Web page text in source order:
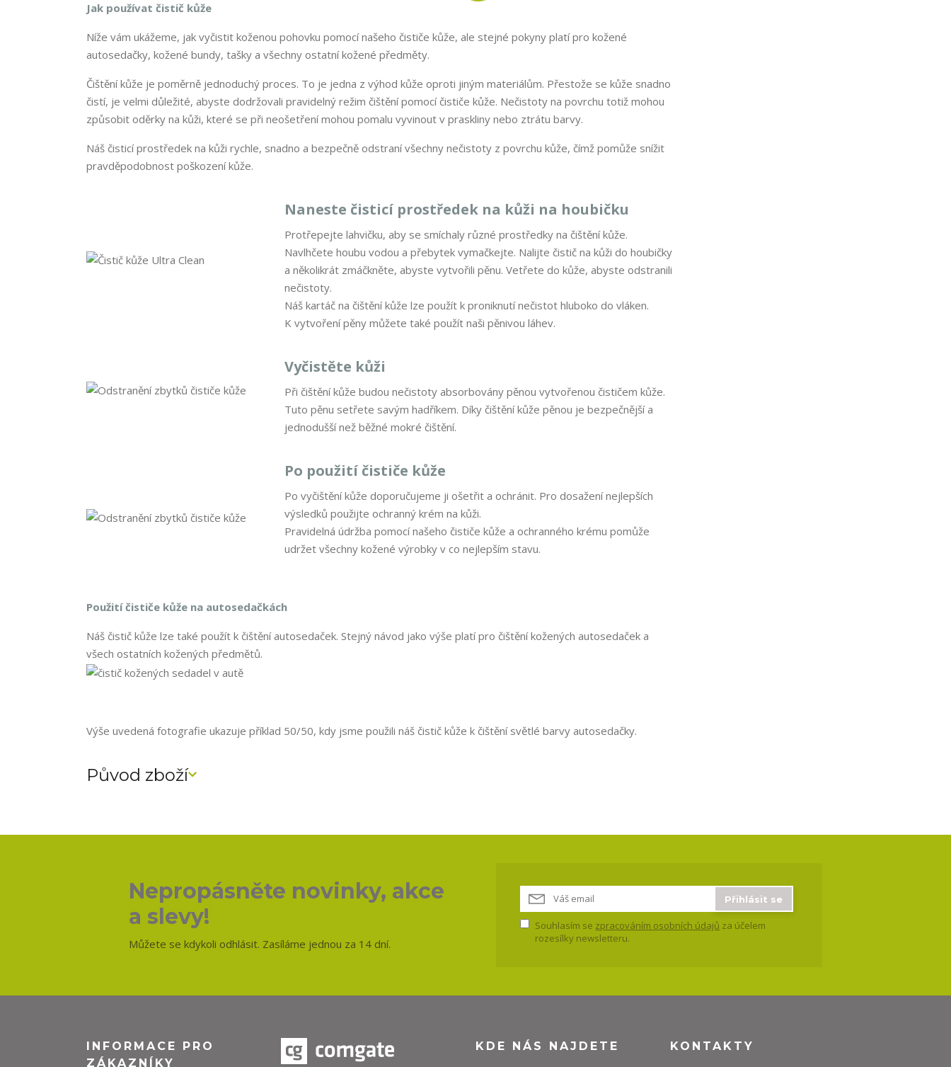
Jak používat čistič kůže
Níže vám ukážeme, jak vyčistit koženou pohovku pomocí našeho čističe kůže, ale stejné pokyny platí pro kožené
autosedačky, kožené bundy, tašky a všechny ostatní kožené předměty.
Čištění kůže je poměrně jednoduchý proces. To je jedna z výhod kůže oproti jiným materiálům. Přestože se kůže snadno
čistí, je velmi důležité, abyste dodržovali pravidelný režim čištění pomocí čističe kůže. Nečistoty na povrchu totiž mohou
způsobit oděrky na kůži, které se při neošetření mohou pomalu vyvinout v praskliny nebo ztrátu barvy.
Náš čisticí prostředek na kůži rychle, snadno a bezpečně odstraní všechny nečistoty z povrchu kůže, čímž pomůže snížit
pravděpodobnost poškození kůže.
Naneste čisticí prostředek na kůži na houbičku
Protřepejte lahvičku, aby se smíchaly různé prostředky na čištění kůže.
Navlhčete houbu vodou a přebytek vymačkejte. Nalijte čistič na kůži do houbičky
a několikrát zmáčkněte, abyste vytvořili pěnu. Vetřete do kůže, abyste odstranili
nečistoty.
Náš kartáč na čištění kůže lze použít k proniknutí nečistot hluboko do vláken.
K vytvoření pěny můžete také použít naši pěnivou láhev.
Vyčistěte kůži
Při čištění kůže budou nečistoty absorbovány pěnou vytvořenou čističem kůže.
Tuto pěnu setřete savým hadříkem. Díky čištění kůže pěnou je bezpečnější a
jednodušší než běžné mokré čištění.
Po použití čističe kůže
Po vyčištění kůže doporučujeme ji ošetřit a ochránit. Pro dosažení nejlepších
výsledků použijte ochranný krém na kůži.
Pravidelná údržba pomocí našeho čističe kůže a ochranného krému pomůže
udržet všechny kožené výrobky v co nejlepším stavu.
Použití čističe kůže na autosedačkách
Náš čistič kůže lze také použít k čištění autosedaček. Stejný návod jako výše platí pro čištění kožených autosedaček a
všech ostatních kožených předmětů.
Výše uvedená fotografie ukazuje příklad 50/50, kdy jsme použili náš čistič kůže k čištění světlé barvy autosedačky.
Původ zboží
Nepropásněte novinky, akce
a slevy!
Můžete se kdykoli odhlásit. Zasíláme jednou za 14 dní.
Přihlásit se
Souhlasím se zpracováním osobních údajů za účelem
rozesílky newsletteru.
INFORMACE PRO
ZÁKAZNÍKY
KDE NÁS NAJDETE KONTAKTY